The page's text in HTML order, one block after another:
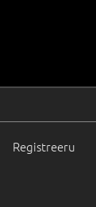
Registreeru